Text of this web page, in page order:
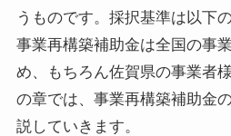
うものです。採択基準は以下
事業再構築補助金は全国の事
め、もちろん佐賀県の事業者
の章では、事業再構築補助金
説していきます。